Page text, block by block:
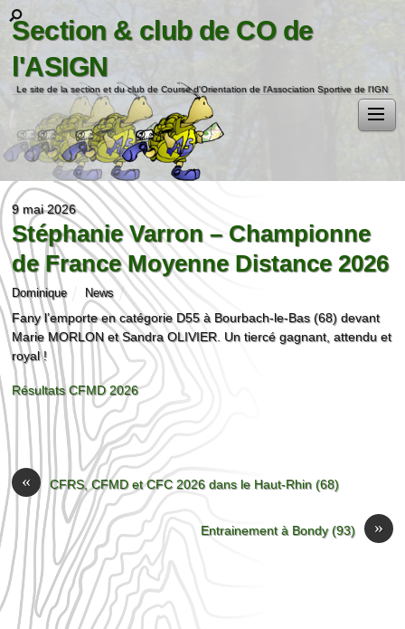
Section & club de CO de
l'ASIGN
Le site de la section et du club de Course d'Orientation de l'Association Sportive de l'IGN
9 mai 2026
Stéphanie Varron – Championne
de France Moyenne Distance 2026
Dominique News
Fany l’emporte en catégorie D55 à Bourbach-le-Bas (68) devant
Marie MORLON et Sandra OLIVIER. Un tiercé gagnant, attendu et
royal !
Résultats CFMD 2026
« CFRS, CFMD et CFC 2026 dans le Haut-Rhin (68)
»
Entrainement à Bondy (93)